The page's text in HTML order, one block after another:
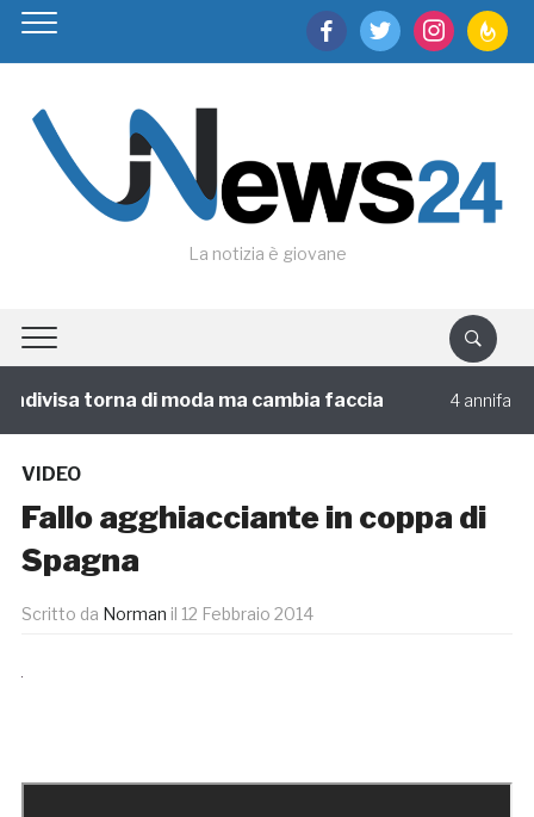
facebooktwitter instagram
La notizia è giovane
torna di moda ma cambia faccia 4 annifa
VIDEO
Fallo agghiacciante in coppa di
Spagna
Scritto da Norman il 12 Febbraio 2014